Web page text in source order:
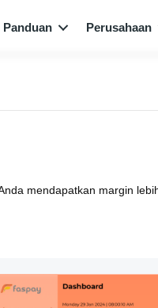
Panduan Perusahaan
mendapatkan margin